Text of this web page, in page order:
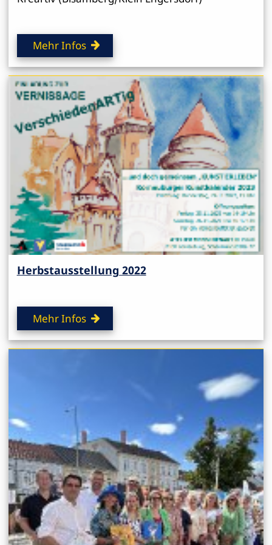
Mehr Infos
Herbstausstellung 2022
Mehr Infos